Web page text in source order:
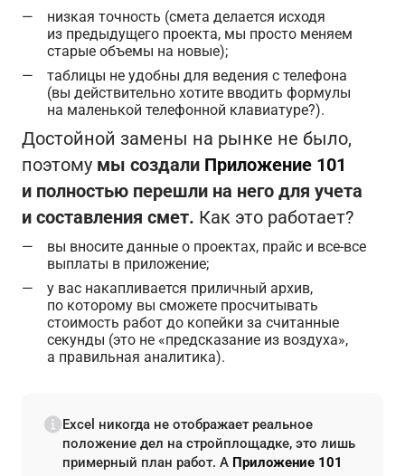
низкая точность (смета делается исходя
из предыдущего проекта, мы просто меняем
старые объемы на новые);
таблицы не удобны для ведения с телефона
(вы действительно хотите вводить формулы
на маленькой телефонной клавиатуре?).
Достойной замены на рынке не было,
поэтому мы создали Приложение 101
и полностью перешли на него для учета
и составления смет. Как это работает?
вы вносите данные о проектах, прайс и все-все
выплаты в приложение;
у вас накапливается приличный архив,
по которому вы сможете просчитывать
стоимость работ до копейки за считанные
секунды (это не «предсказание из воздуха»,
а правильная аналитика).
Excel никогда не отображает реальное
положение дел на стройплощадке, это лишь
примерный план работ. А Приложение 101